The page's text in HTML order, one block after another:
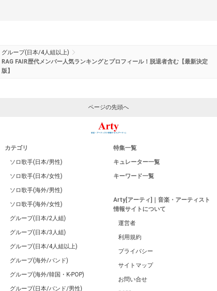
グループ(日本/4人組以上)
RAG FAIR歴代メンバー人気ランキングとプロフィール！脱退者含む【最新決定
版】
ページの先頭へ
カテゴリ
ソロ歌手(日本/男性)
ソロ歌手(日本/女性)
ソロ歌手(海外/男性)
ソロ歌手(海外/女性)
グループ(日本/2人組)
グループ(日本/3人組)
グループ(日本/4人組以上)
グループ(海外/バンド)
グループ(海外/韓国・K-POP)
グループ(日本/バンド/男性)
特集一覧
キュレーター一覧
キーワード一覧
Arty[アーティ]｜音楽・アーティスト
情報サイトについて
運営者
利用規約
プライバシー
サイトマップ
お問い合せ